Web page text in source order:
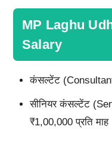
MP Laghu
Salary
कंसल्टेंट
सीनियर कंसल्टेंट
₹1,00,000 प्रति माह